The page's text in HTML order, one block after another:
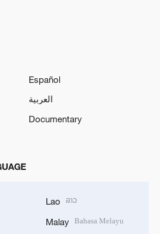
Español
العربية
Documentary
Lao ລາວ
Malay Bahasa Melayu